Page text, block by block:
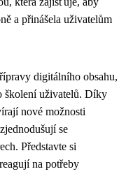
a přinášela uživatelům
digitálního obsahu,
školení uživatelů. Díky
nové možnosti
se
Představte si
na potřeby